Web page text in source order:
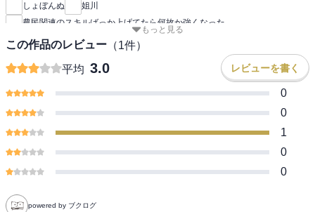
しょぼんぬ
姐川
農民関連のスキルばっか上げてたら何故か強くなった。
もっと見る
この作品のレビュー （1件）
平均 3.0 レビューを書く
0
0
1
0
0
powered by ブクログ